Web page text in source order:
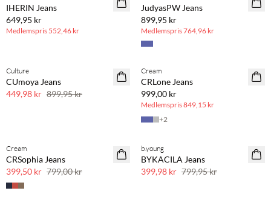
IHERIN Jeans
649,95 kr
Medlemspris 552,46 kr
JudyasPW Jeans
899,95 kr
Medlemspris764,96 kr
SAVE20
50 % rabatt
Culture
CUmoya Jeans
449,98 kr 899,95 kr
BASIC DEAL
Cream
CRLone Jeans
999,00 kr
Medlemspris849,15 kr
+2
SAVE20
50 % rabatt
Cream
CRSophia Jeans
399,50 kr 799,00 kr
SAVE20
b.young
BYKACILA Jeans
399,98 kr 799,95 kr